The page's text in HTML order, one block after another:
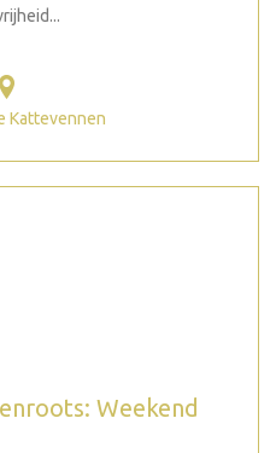
Kattevennen
Weekend